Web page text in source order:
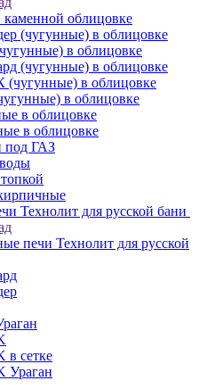
облицовке
(чугунные) в облицовке
в облицовке
(чугунные) в облицовке
(чугунные) в облицовке
в облицовке
в облицовке
в облицовке
под ГАЗ
Технолит для русской бани
печи Технолит для русской
в сетке
Ураган